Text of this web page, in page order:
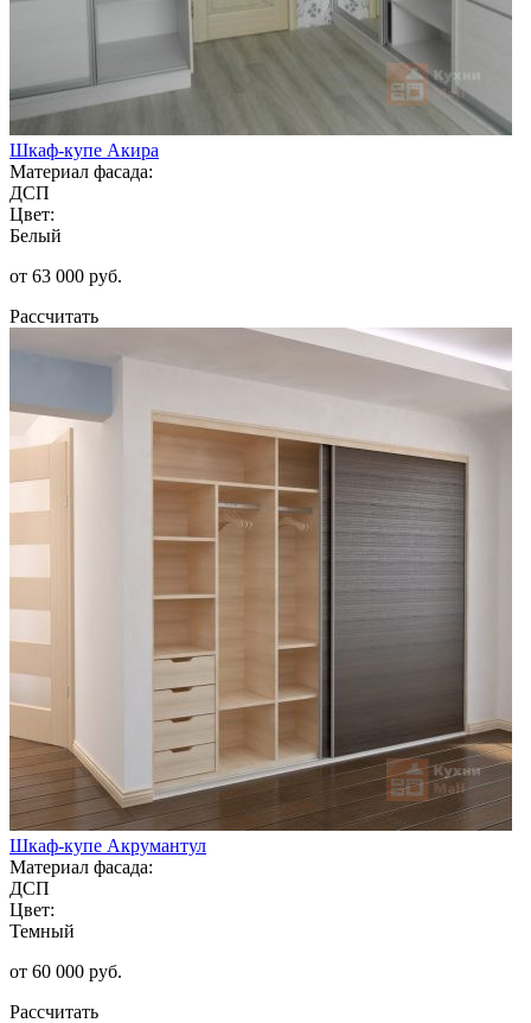
Шкаф-купе Акира
Материал фасада:
ДСП
Цвет:
Белый
от 63 000 руб.
Рассчитать
Шкаф-купе Акрумантул
Материал фасада:
ДСП
Цвет:
Темный
от 60 000 руб.
Рассчитать